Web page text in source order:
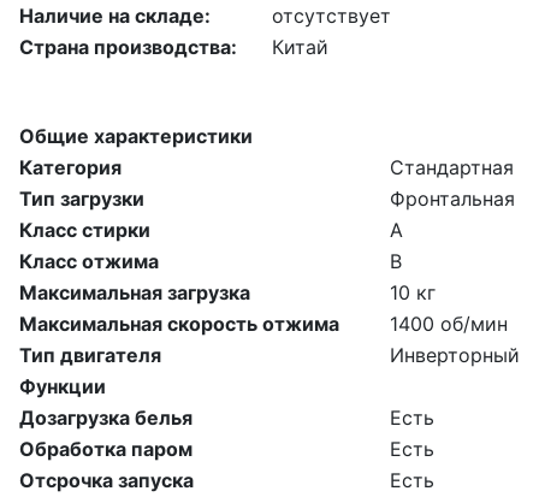
Общие характеристики
Категория
Стандартная
Тип загрузки
Фронтальная
Класс стирки
A
Класс отжима
B
Максимальная загрузка
10 кг
Максимальная скорость отжима
1400 об/мин
Тип двигателя
Инверторный
Функции
Дозагрузка белья
Есть
Обработка паром
Есть
Отсрочка запуска
Есть
Наличие на складе:
отсутствует
Страна производства:
Китай